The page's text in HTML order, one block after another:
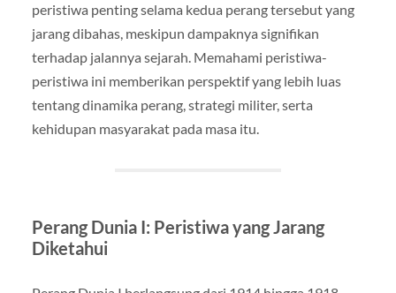
peristiwa penting selama kedua perang tersebut yang
jarang dibahas, meskipun dampaknya signifikan
terhadap jalannya sejarah. Memahami peristiwa-
peristiwa ini memberikan perspektif yang lebih luas
tentang dinamika perang, strategi militer, serta
kehidupan masyarakat pada masa itu.
Perang Dunia I: Peristiwa yang Jarang
Diketahui